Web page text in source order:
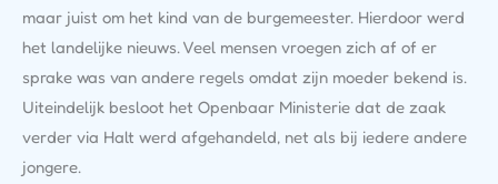
maar juist om het kind van de burgemeester. Hierdoor werd
het landelijke nieuws. Veel mensen vroegen zich af of er
sprake was van andere regels omdat zijn moeder bekend is.
Uiteindelijk besloot het Openbaar Ministerie dat de zaak
verder via Halt werd afgehandeld, net als bij iedere andere
jongere.